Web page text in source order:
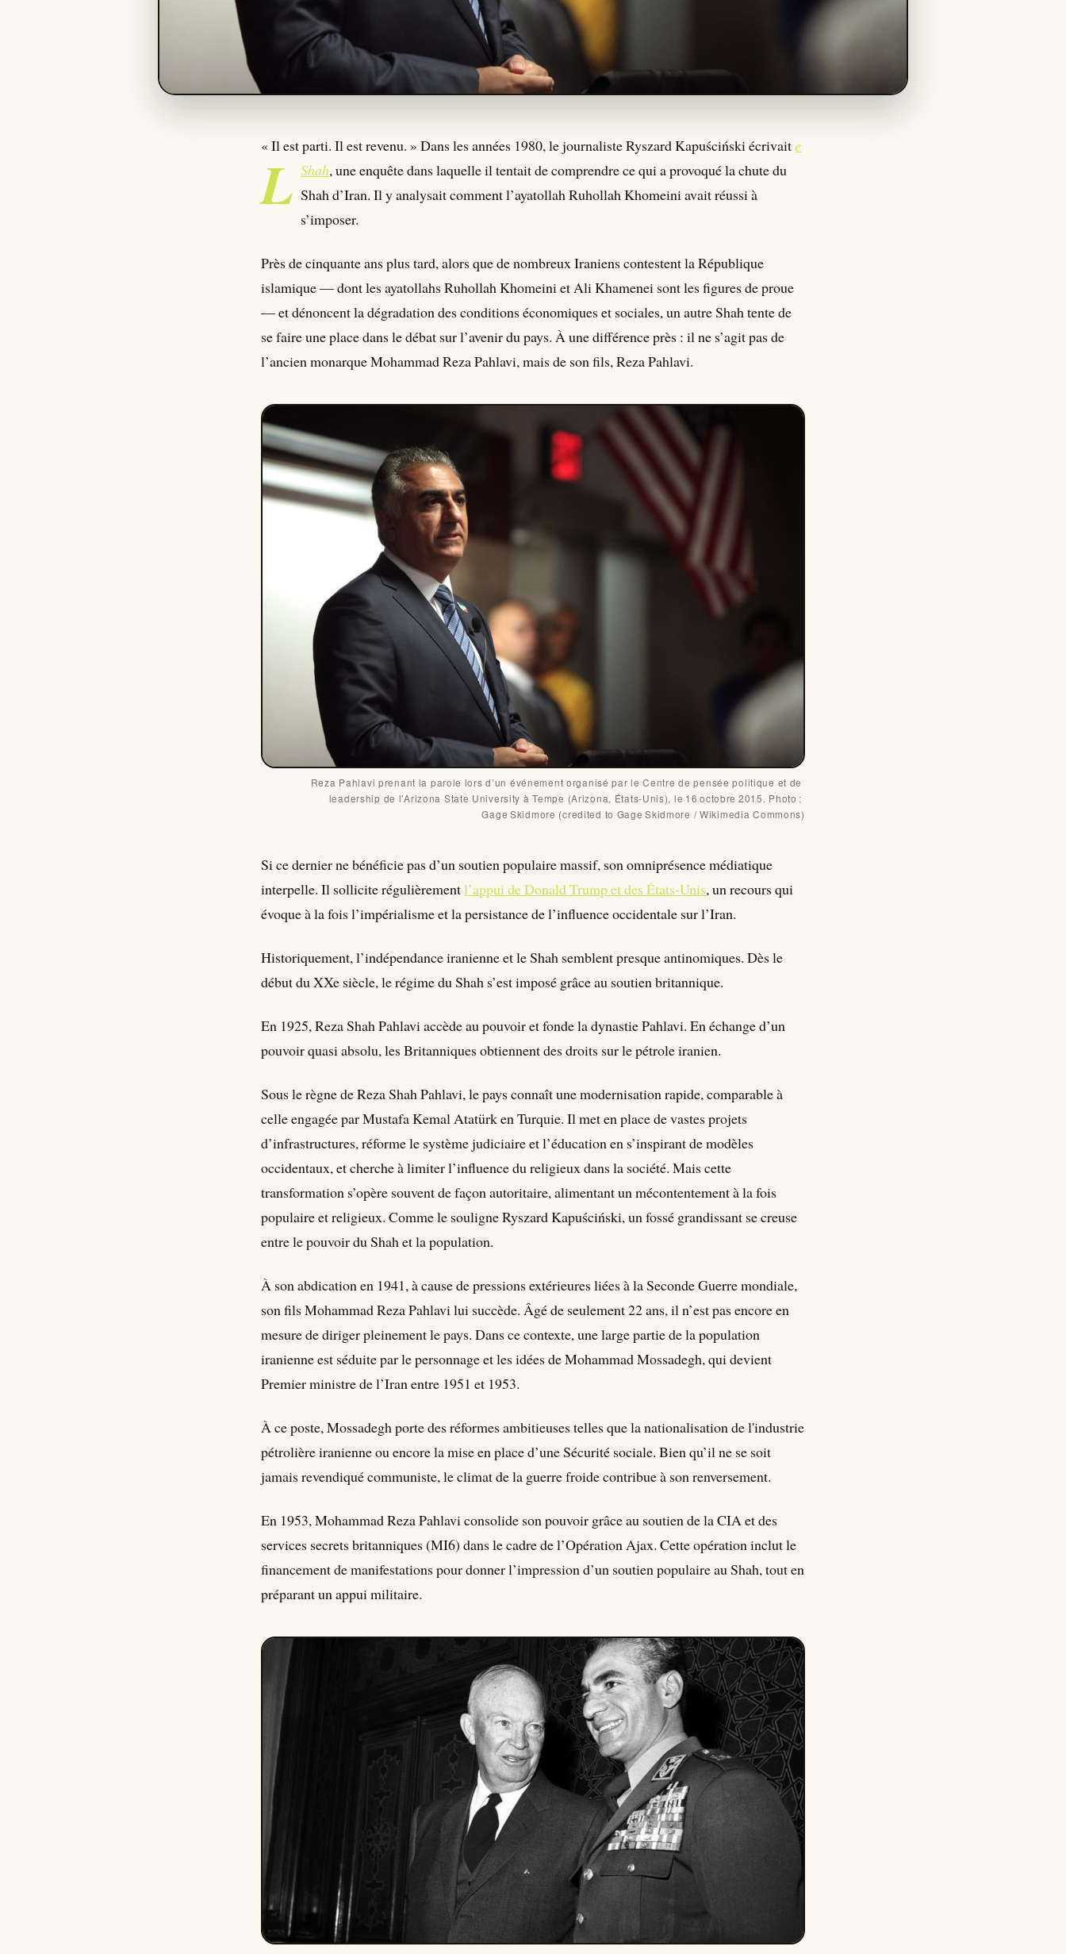
« Il est parti. Il est revenu. » Dans les années 1980, le journaliste Ryszard Kapuściński écrivait
L
e
Shah, une enquête dans laquelle il tentait de comprendre ce qui a provoqué la chute du
Shah d’Iran. Il y analysait comment l’ayatollah Ruhollah Khomeini avait réussi à
s’imposer.
Près de cinquante ans plus tard, alors que de nombreux Iraniens contestent la République
islamique — dont les ayatollahs Ruhollah Khomeini et Ali Khamenei sont les figures de proue
— et dénoncent la dégradation des conditions économiques et sociales, un autre Shah tente de
se faire une place dans le débat sur l’avenir du pays. À une différence près : il ne s’agit pas de
l’ancien monarque Mohammad Reza Pahlavi, mais de son fils, Reza Pahlavi.
Reza Pahlavi prenant la parole lors d’un événement organisé par le Centre de pensée politique et de
leadership de l’Arizona State University à Tempe (Arizona, États‑Unis), le 16 octobre 2015. Photo :
Gage Skidmore (credited to Gage Skidmore / Wikimedia Commons)
Si ce dernier ne bénéficie pas d’un soutien populaire massif, son omniprésence médiatique
interpelle. Il sollicite régulièrementl’appui de Donald Trump et des États-Unis, un recours qui
évoque à la fois l’impérialisme et la persistance de l’influence occidentale sur l’Iran.
Historiquement, l’indépendance iranienne et le Shah semblent presque antinomiques. Dès le
début du XXe siècle, le régime du Shah s’est imposé grâce au soutien britannique.
En 1925, Reza Shah Pahlavi accède au pouvoir et fonde la dynastie Pahlavi. En échange d’un
pouvoir quasi absolu, les Britanniques obtiennent des droits sur le pétrole iranien.
Sous le règne de Reza Shah Pahlavi, le pays connaît une modernisation rapide, comparable à
celle engagée par Mustafa Kemal Atatürk en Turquie. Il met en place de vastes projets
d’infrastructures, réforme le système judiciaire et l’éducation en s’inspirant de modèles
occidentaux, et cherche à limiter l’influence du religieux dans la société. Mais cette
transformation s’opère souvent de façon autoritaire, alimentant un mécontentement à la fois
populaire et religieux. Comme le souligne Ryszard Kapuściński, un fossé grandissant se creuse
entre le pouvoir du Shah et la population.
À son abdication en 1941, à cause de pressions extérieures liées à la Seconde Guerre mondiale,
son fils Mohammad Reza Pahlavi lui succède. Âgé de seulement 22 ans, il n’est pas encore en
mesure de diriger pleinement le pays. Dans ce contexte, une large partie de la population
iranienne est séduite par le personnage et les idées de Mohammad Mossadegh, qui devient
Premier ministre de l’Iran entre 1951 et 1953.
À ce poste, Mossadegh porte des réformes ambitieuses telles que la nationalisation de l'industrie
pétrolière iranienne ou encore la mise en place d’une Sécurité sociale. Bien qu’il ne se soit
jamais revendiqué communiste, le climat de la guerre froide contribue à son renversement.
En 1953, Mohammad Reza Pahlavi consolide son pouvoir grâce au soutien de la CIA et des
services secrets britanniques (MI6) dans le cadre de l’Opération Ajax. Cette opération inclut le
financement de manifestations pour donner l’impression d’un soutien populaire au Shah, tout en
préparant un appui militaire.